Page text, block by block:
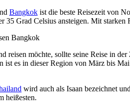
Bangkok ist die beste Reisezeit von
35 Grad Celsius ansteigen. Mit
reisen möchte, sollte seine Reise in
ist es in dieser Region von März bis
wird auch als Isaan bezeichnet
heißesten.